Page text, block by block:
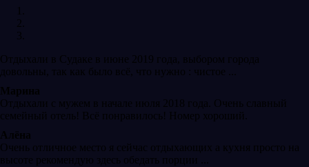
Отдыхали в Судаке в июне 2019 года, выбором города
довольны, так как было всё, что нужно : чистое ...
Марина
Отдыхали с мужем в начале июля 2018 года. Очень славный
семейный отель! Всё понравилось! Номер хороший.
Алёна
Очень отличное место я сейчас отдыхающих а кухня просто на
высоте рекомендую здесь обедать порции ...